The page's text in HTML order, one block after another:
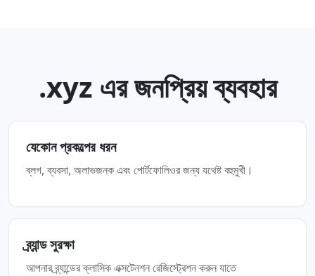
.xyz এর জনপ্রিয় ব্যবহার
যেকোন প্রকল্পের ধরন
ব্লগ, ব্যবসা, অলাভজনক এবং পোর্টফোলিওর জন্য যথেষ্ট বহুমুখী।
ব্র্যান্ড সুরক্ষা
আপনার ব্র্যান্ডের ক্লাসিক এক্সটেনশন রেজিস্ট্রেশন করুন যাতে